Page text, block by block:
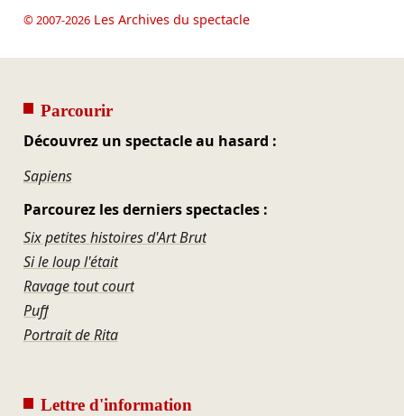
© 2007-2026Les Archives du spectacle
Parcourir
Découvrez un spectacle au hasard :
Sapiens
Parcourez les derniers spectacles :
Six petites histoires d'Art Brut
Si le loup l'était
Ravage tout court
Puff
Portrait de Rita
Lettre d'information